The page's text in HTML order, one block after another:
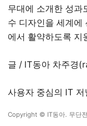
무대에 소개한 성과
수 디자인을 세계에
에서 활약하도록 지
글 / IT동아 차주경
사용자 중심의 IT
Copyright © IT동아. 무단